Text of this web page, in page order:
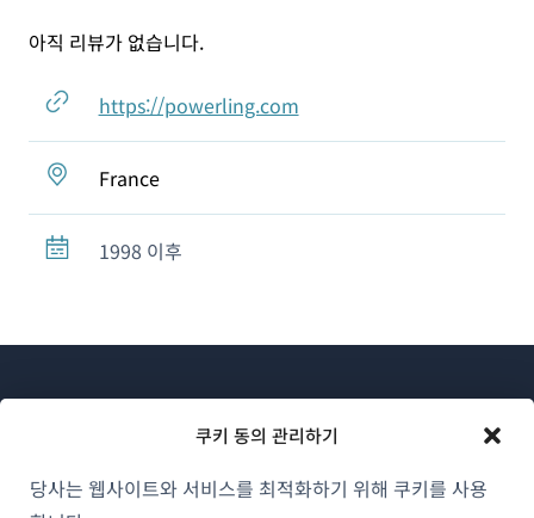
쿠키 동의 관리하기
당사는 웹사이트와 서비스를 최적화하기 위해 쿠키를 사용
아직 리뷰가 없습니다.
https://powerling.com
France
1998 이후
WPML 소개